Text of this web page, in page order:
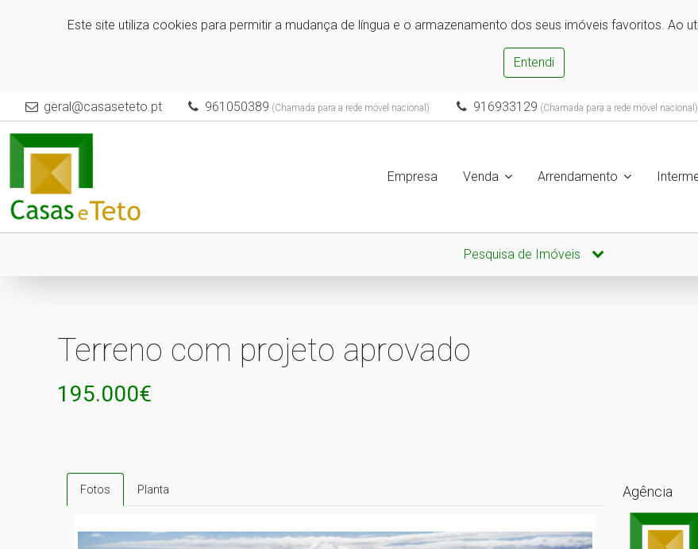
Este site utiliza cookies para permitir a mudança de língua e o armazenamento dos seus imóveis favoritos. Ao
Entendi
geral@casaseteto.pt 961050389 (Chamada para a rede móvel nacional) 916933129 (Chamada para a rede móvel nacional)
Empresa Venda Arrendamento
Pesquisa de Imóveis
Terreno com projeto aprovado
195.000€
Fotos Planta Agência